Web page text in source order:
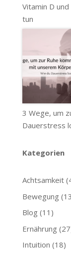
Vitamin D
tun
3 Wege, um
Dauerstress
Kategorien
Achtsamkeit
Bewegung
Blog (11)
Ernährung
Intuition (18)